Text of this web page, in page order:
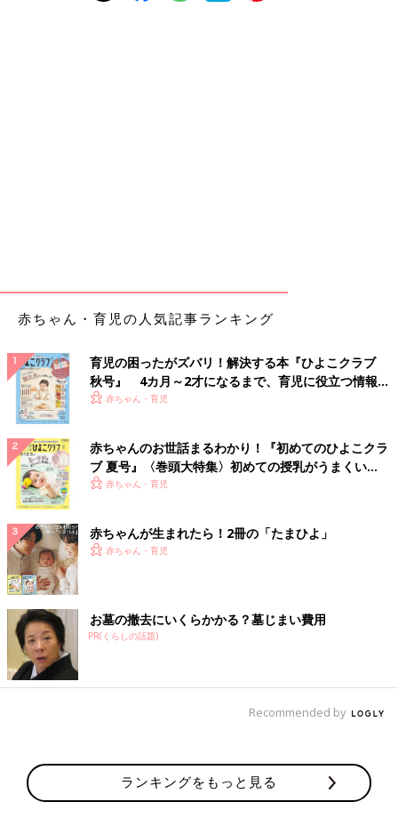
赤ちゃん・育児の人気記事ランキング
育児の困ったがズバリ！解決する本『ひよこクラブ
秋号』 4カ月～2才になるまで、育児に役立つ情報が
いっぱい！
赤ちゃん・育児
赤ちゃんのお世話まるわかり！『初めてのひよこクラ
ブ 夏号』〈巻頭大特集〉初めての授乳がうまくい
く！ おっぱい・ミルクの基本と夏のトラブル 解決テ
赤ちゃん・育児
赤ちゃんが生まれたら！2冊の「たまひよ」
赤ちゃん・育児
お墓の撤去にいくらかかる？墓じまい費用
PR(くらしの話題)
Recommended by
ランキングをもっと見る